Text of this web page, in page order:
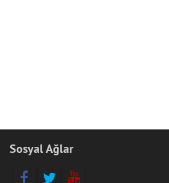
Sosyal Ağlar